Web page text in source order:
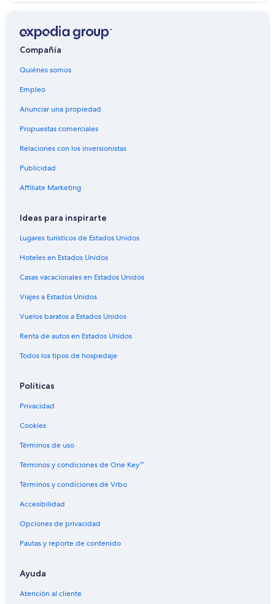
Hoteles en Altstätten
Hoteles en Rorschach
Hoteles en Flums
Hoteles en Sax
Moteles en Sax
Hoteles en Wittenbach
Compañía
Quiénes somos
Empleo
Anunciar una propiedad
Propuestas comerciales
Relaciones con los inversionistas
Publicidad
Affiliate Marketing
Ideas para inspirarte
Lugares turísticos de Estados Unidos
Hoteles en Estados Unidos
Casas vacacionales en Estados Unidos
Viajes a Estados Unidos
Vuelos baratos a Estados Unidos
Renta de autos en Estados Unidos
Todos los tipos de hospedaje
Políticas
Privacidad
Cookies
Términos de uso
Términos y condiciones de One Key™
Términos y condiciones de Vrbo
Accesibilidad
Opciones de privacidad
Pautas y reporte de contenido
Ayuda
Atención al cliente